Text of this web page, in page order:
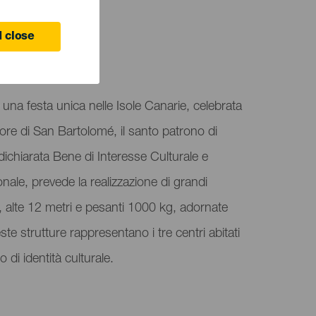
close
festa unica nelle Isole Canarie, celebrata
di San Bartolomé, il santo patrono di
Bene di Interesse Culturale e
prevede la realizzazione di grandi
12 metri e pesanti 1000 kg, adornate
strutture rappresentano i tre centri abitati
di identità culturale.